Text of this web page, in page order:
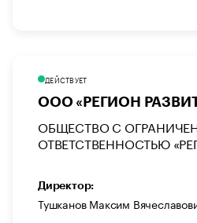
ДЕЙСТВУЕТ
ООО «РЕГИОН
ОБЩЕСТВО С
ОТВЕТСТВЕННОСТЬЮ
Директор:
Тушканов Максим